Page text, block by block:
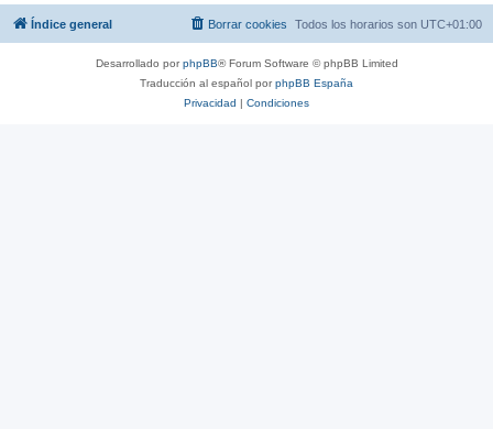
r
Índice general Todos los horarios son UTC+01:00
Borrar cookies
Desarrollado porphpBB® Forum Software © phpBB Limited
Traducción al español porphpBB España
Privacidad | Condiciones